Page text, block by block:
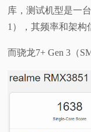
库，测试机型是一
1），其频率和架构
而骁龙7+ Gen 3（